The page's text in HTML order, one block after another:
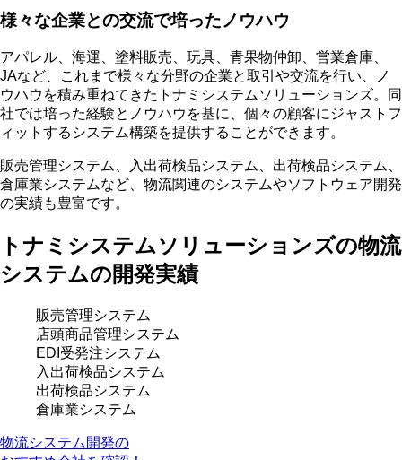
様々な企業との交流で培ったノウハウ
アパレル、海運、塗料販売、玩具、青果物仲卸、営業倉庫、
JAなど、これまで様々な分野の企業と取引や交流を行い、ノ
ウハウを積み重ねてきたトナミシステムソリューションズ。同
社では培った経験とノウハウを基に、個々の顧客にジャストフ
ィットするシステム構築を提供することができます。
販売管理システム、入出荷検品システム、出荷検品システム、
倉庫業システムなど、物流関連のシステムやソフトウェア開発
の実績も豊富です。
トナミシステムソリューションズの物流
システムの開発実績
販売管理システム
店頭商品管理システム
EDI受発注システム
入出荷検品システム
出荷検品システム
倉庫業システム
物流システム開発の